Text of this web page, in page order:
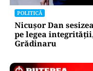
POLITICĂ
Nicușor Dan
pe legea
Grădinaru